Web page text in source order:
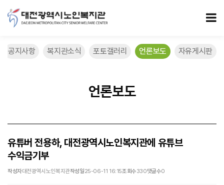
유튜버 전용하, 대전광역시노인복지관에 유튜브 수익금기부 > 언론보도
공지사항 복지관소식 포토갤러리 언론보도 자유게시판
언론보도
유튜버 전용하, 대전광역시노인복지관에 유튜브
수익금기부
작성자대전광역시노인복지관작성일25-06-11 16:15조회수330댓글수0